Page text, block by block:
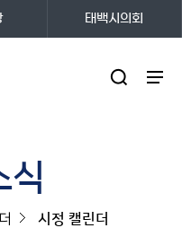
태백시의회
식
시정 캘린더